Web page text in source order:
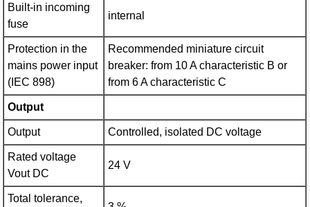
Built-in incoming
fuse
internal
Protection in the
mains power input
(IEC 898)
Recommended miniature circuit
breaker: from 10 A characteristic B or
from 6 A characteristic C
Output
Output Controlled, isolated DC voltage
Rated voltage
Vout DC
24 V
Total tolerance,